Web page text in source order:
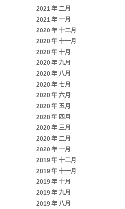
2021 年 二月
2021 年 一月
2020 年 十二月
2020 年 十一月
2020 年 十月
2020 年 九月
2020 年 八月
2020 年 七月
2020 年 六月
2020 年 五月
2020 年 四月
2020 年 三月
2020 年 二月
2020 年 一月
2019 年 十二月
2019 年 十一月
2019 年 十月
2019 年 九月
2019 年 八月